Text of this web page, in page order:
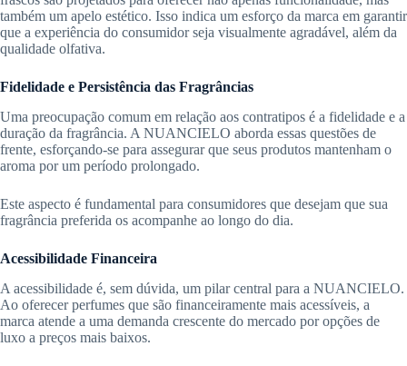
também um apelo estético. Isso indica um esforço da marca em garantir
que a experiência do consumidor seja visualmente agradável, além da
qualidade olfativa.
Fidelidade e Persistência das Fragrâncias
Uma preocupação comum em relação aos contratipos é a fidelidade e a
duração da fragrância. A NUANCIELO aborda essas questões de
frente, esforçando-se para assegurar que seus produtos mantenham o
aroma por um período prolongado.
Este aspecto é fundamental para consumidores que desejam que sua
fragrância preferida os acompanhe ao longo do dia.
Acessibilidade Financeira
A acessibilidade é, sem dúvida, um pilar central para a NUANCIELO.
Ao oferecer perfumes que são financeiramente mais acessíveis, a
marca atende a uma demanda crescente do mercado por opções de
luxo a preços mais baixos.